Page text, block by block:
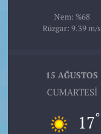
Nem: %68
Rüzgar: 9.39 m/s
15 AĞUSTOS
CUMARTESI
17°